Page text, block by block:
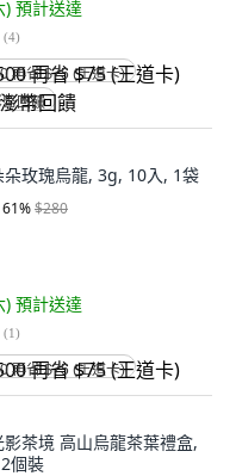
) 預計送達
(4)
再省 $75 (王道卡)
回饋
朵玫瑰烏龍, 3g, 10入, 1袋
61%$280
) 預計送達
(1)
再省 $75 (王道卡)
茶境 高山烏龍茶葉禮盒,
個裝